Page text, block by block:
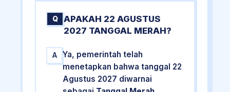
Q
APAKAH 22 AGUSTUS
2027 TANGGAL MERAH?
A
Ya, pemerintah telah
menetapkan bahwa tanggal 22
Agustus 2027 diwarnai